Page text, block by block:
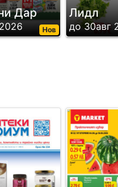
Нов
Дар Лидл
до 30авг